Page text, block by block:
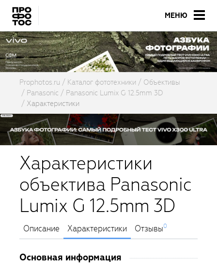
МЕНЮ
Prophotos.ru Каталог фототехники
Объективы
Panasonic
Panasonic Lumix G 12.5mm 3D
Характеристики
Характеристики
объектива Panasonic
Lumix G 12.5mm 3D
Описание Характеристики Отзывы0
Основная информация